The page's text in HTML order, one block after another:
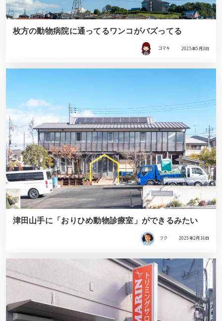
枚方の動物病院に通ってるワンコがバズってる
コマキ 2025年5月3日
津田山手に「おりひめ動物診療室」ができるみたい
フク 2025年2月16日